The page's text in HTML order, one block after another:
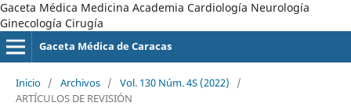
Gaceta Médica Medicina Academia Cardiología Neurología
Ginecología Cirugía
Gaceta Médica de Caracas
Inicio / Archivos / Vol. 130 Núm. 4S (2022)
/
ARTÍCULOS DE REVISIÓN